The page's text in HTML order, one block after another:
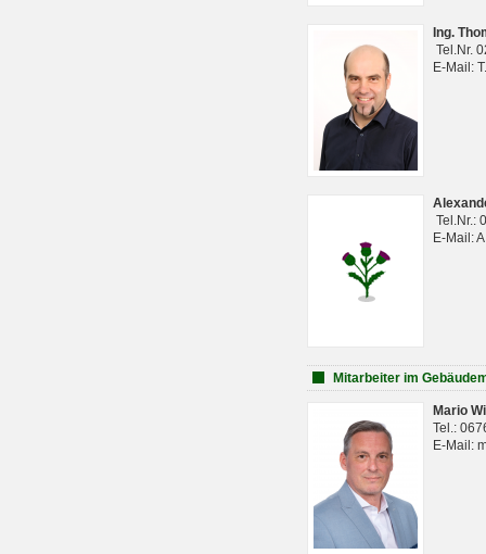
Ing.
Tel.Nr.
E-Mail:
Tel.Nr.:
E-Mail:
Mitarbeiter im
Mario
Tel.:
E-Mail: